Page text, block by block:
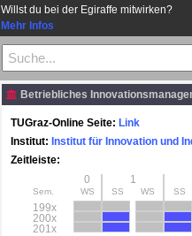
Willst du bei der Egiraffe mitwirken?
Mehr Infos
Betriebliches
TUGraz-Online Seite: Link
Institut: Institut für Innovation und
Zeitleiste:
0
1
Sem. WS SS WS SS
199x
200x
201x